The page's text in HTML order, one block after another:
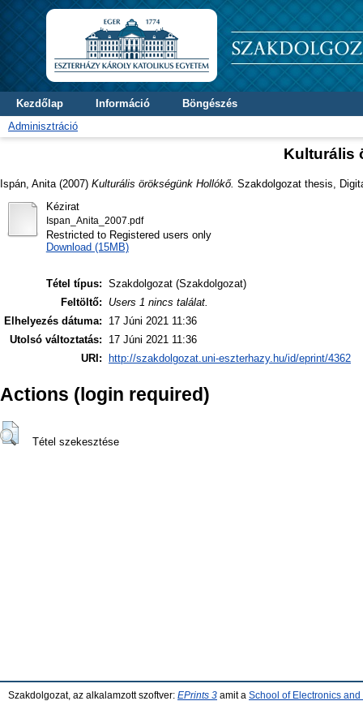
Kezdőlap Információ
Böngészés
Adminisztráció
Kulturális
Ispán, Anita (2007) Kulturális örökségünk Hollókő. Szakdolgozat thesis,
Kézirat
Ispan_Anita_2007.pdf
Restricted to Registered users only
Download (15MB)
Tétel típus: Szakdolgozat (Szakdolgozat)
Feltöltő:
Users 1 nincs találat.
Elhelyezés dátuma:
17 Júni 2021 11:36
Utolsó változtatás:
17 Júni 2021 11:36
URI:
http://szakdolgozat.uni-eszterhazy.hu/id/eprint/4362
Actions (login required)
Tétel szekesztése
Szakdolgozat, az alkalamzott szoftver: EPrints 3 amit a School of Electronics